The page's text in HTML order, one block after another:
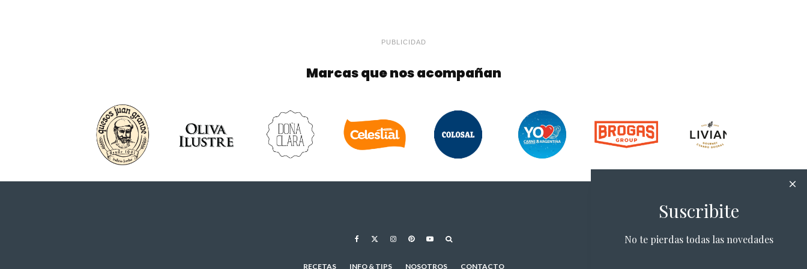
PUBLICIDAD
Marcas que nos acompañan
RECETAS INFO & TIPS NOSOTROS CONTACTO
Suscribite
No te pierdas todas las novedades